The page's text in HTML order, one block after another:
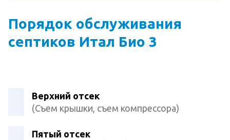
Порядок обслуживания
септиков Итал Био 3
Верхний отсек
(Съем крышки, съем компрессора)
Пятый отсек